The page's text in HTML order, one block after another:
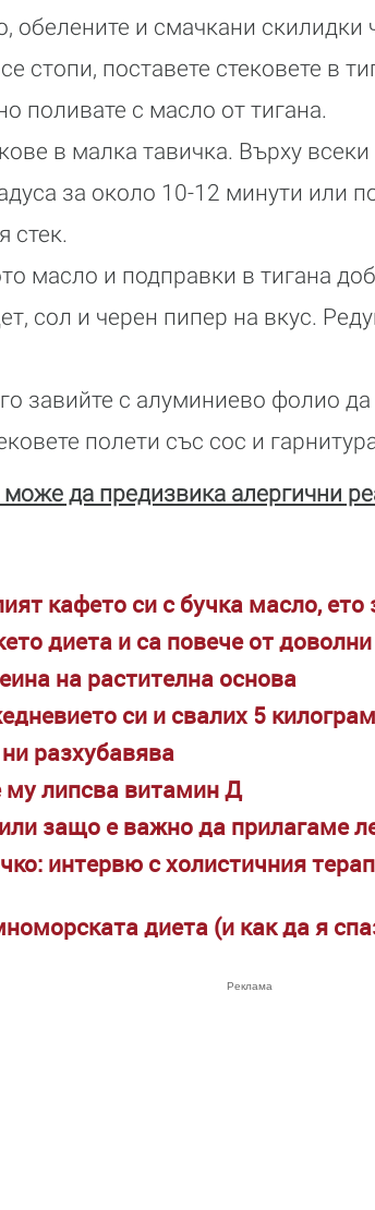
обелените и смачкани скилидки
стопи, поставете стековете в
поливате с масло от тигана.
в малка тавичка. Върху всеки
за около 10-12 минути или
стек.
масло и подправки в тигана
сол и черен пипер на вкус.
завийте с алуминиево фолио
полети със сос и
да предизвика алергични
кафето си с бучка масло,
диета и са повече от доволни
на растителна основа
си и свалих 5
разхубавява
му липсва витамин Д
защо е важно да прилагаме
интервю с холистичния
диета (и как да я